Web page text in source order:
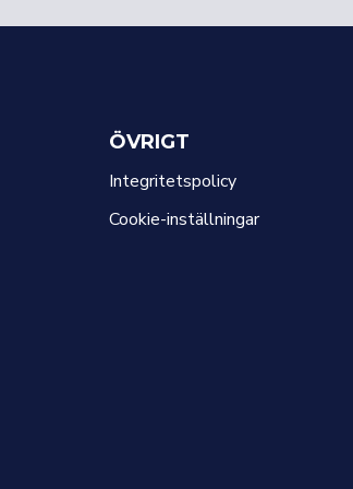
ÖVRIGT
Integritetspolicy
Cookie-inställningar